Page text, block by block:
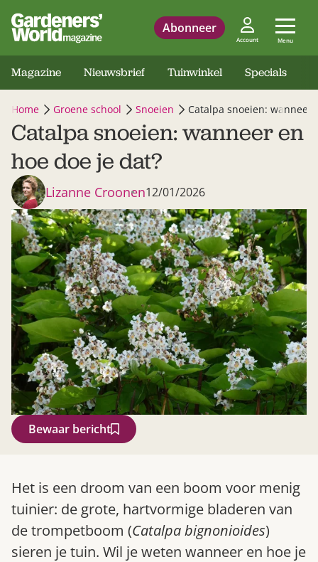
Abonneer
Account Menu
Magazine Nieuwsbrief Tuinwinkel Specials
Home Groene school Snoeien Catalpa snoeien: wanneer
Catalpa snoeien: wanneer en
hoe doe je dat?
Lizanne Croonen12/01/2026
Bewaar bericht
Het is een droom van een boom voor menig
tuinier: de grote, hartvormige bladeren van
de trompetboom (Catalpa bignonioides)
sieren je tuin. Wil je weten wanneer en hoe je